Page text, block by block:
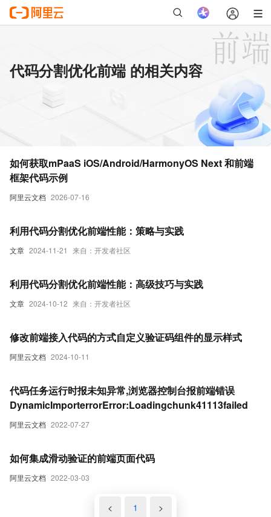
代码分割优化前端 的相关内容
阿里云文档 2026-07-16
如何获取mPaaS iOS/Android/HarmonyOS Next 和前端
框架代码示例
文章 2024-11-21 来自：开发者社区
利用代码分割优化前端性能：策略与实践
文章 2024-10-12 来自：开发者社区
利用代码分割优化前端性能：高级技巧与实践
阿里云文档 2024-10-11
修改前端接入代码的方式自定义验证码组件的显示样式
阿里云文档 2022-07-27
代码任务运行时报未知异常,浏览器控制台报前端错误
DynamicImporterrorError:Loadingchunk41113failed
阿里云文档 2022-03-03
如何集成滑动验证的前端页面代码
< 1 >